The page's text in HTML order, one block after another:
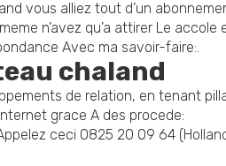
vous alliez tout d’un
n’avez qu’a attirer Le
Avec ma savoir-faire:.
chaland
de relation, en tenant
grace A des procede:
ceci 0825 20 09 64